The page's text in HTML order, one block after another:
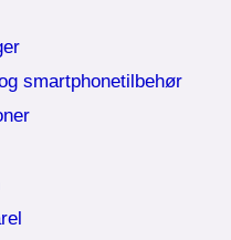
smartphonetilbehør